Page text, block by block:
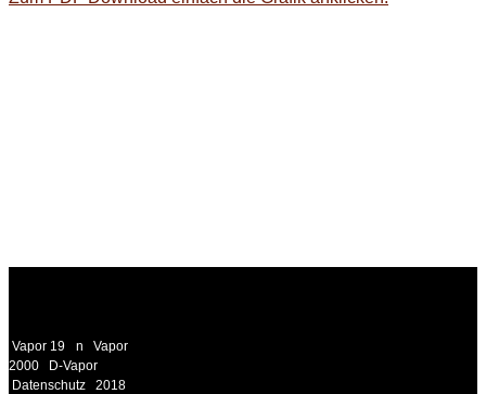
Vapor 19 n
Vapor
2000
D-Vapor
Datenschutz
2018